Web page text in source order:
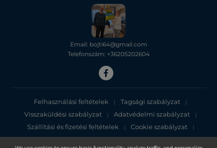
Email: bojti64@gmail.com
Telefonszám: +36205202604
Felhasználási feltételek | Tagsági szabályzat |
Visszaküldési szabályzat | Adatvédelmi szabályzat |
Szállítási és fizetési feltételek | Cookie szabályzat |
Adatvédelmi tájékoztató